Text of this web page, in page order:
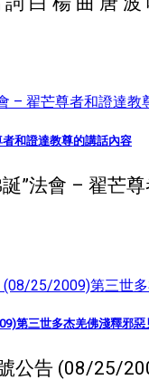
和證達教尊的講話內容
”法會 – 翟芒
第三世多杰羌佛淺釋邪惡
公告 (08/25/